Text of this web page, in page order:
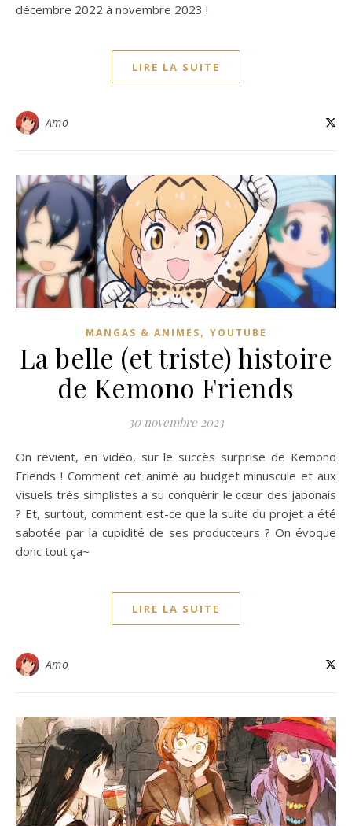
décembre 2022 à novembre 2023 !
LIRE LA SUITE
Amo
MANGAS & ANIMES, YOUTUBE
La belle (et triste) histoire
de Kemono Friends
30 novembre 2023
On revient, en vidéo, sur le succès surprise de Kemono
Friends ! Comment cet animé au budget minuscule et aux
visuels très simplistes a su conquérir le cœur des japonais
? Et, surtout, comment est-ce que la suite du projet a été
sabotée par la cupidité de ses producteurs ? On évoque
donc tout ça~
LIRE LA SUITE
Amo